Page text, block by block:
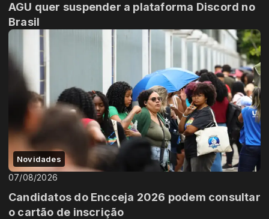
AGU quer suspender a plataforma Discord no
Brasil
Novidades
07/08/2026
Candidatos do Encceja 2026 podem consultar
o cartão de inscrição